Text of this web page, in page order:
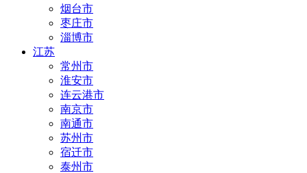
烟台市
枣庄市
淄博市
江苏
常州市
淮安市
连云港市
南京市
南通市
苏州市
宿迁市
泰州市